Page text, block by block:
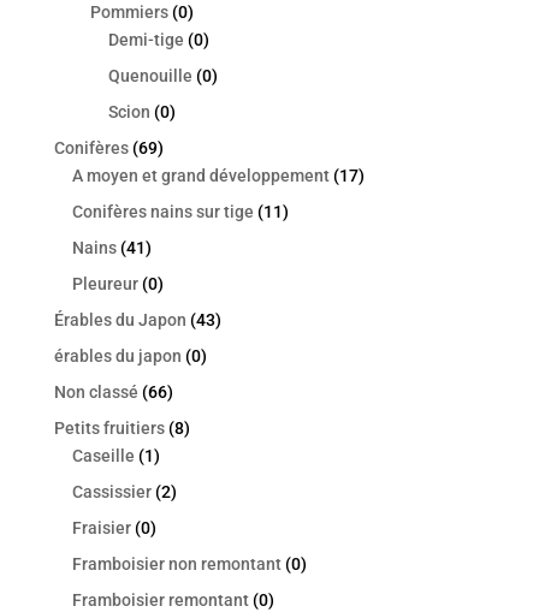
Pommiers (0)
Demi-tige (0)
Quenouille (0)
Scion (0)
Conifères (69)
A moyen et grand développement (17)
Conifères nains sur tige (11)
Nains (41)
Pleureur (0)
Érables du Japon (43)
érables du japon (0)
Non classé (66)
Petits fruitiers (8)
Caseille (1)
Cassissier (2)
Fraisier (0)
Framboisier non remontant (0)
Framboisier remontant (0)